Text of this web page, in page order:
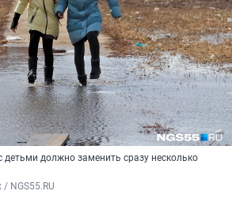
детьми должно заменить сразу несколько
NGS55.RU